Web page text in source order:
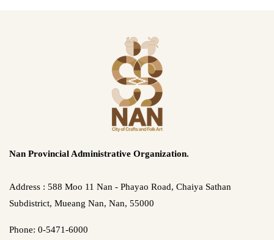
Nan Provincial Administrative Organization.
Address : 588 Moo 11 Nan - Phayao Road, Chaiya Sathan
Subdistrict, Mueang Nan, Nan, 55000
Phone: 0-5471-6000